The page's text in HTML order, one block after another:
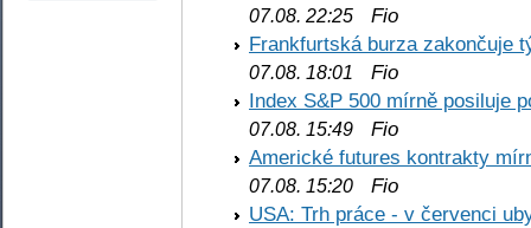
07.08. 22:25 Fio
Frankfurtská burza zakončuje
07.08. 18:01
Fio
Index S&P 500 mírně posiluje
07.08. 15:49 Fio
Americké futures kontrakty
07.08. 15:20 Fio
USA: Trh práce - v červenci